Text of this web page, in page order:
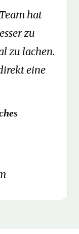
hat
zu
zu lachen.
eine